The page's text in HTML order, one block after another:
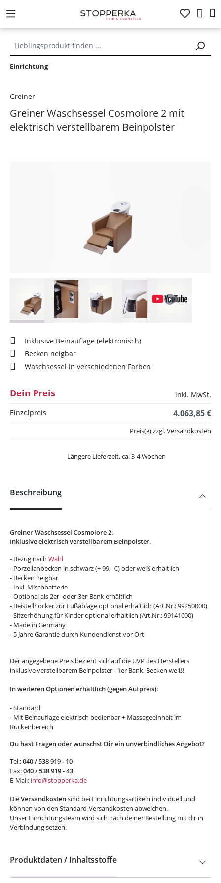
springen
Einrichtung
Greiner Waschsessel Cosmolore 2 mit
elektrisch verstellbarem Beinpolster
Greiner
Inklusive Beinauflage (elektronisch)
Becken neigbar
Waschsessel in verschiedenen Farben
Dein Preis
inkl. MwSt.
Einzelpreis
4.063,85 €
Längere Lieferzeit, ca. 3-4 Wochen
Preis(e) zzgl. Versandkosten
Beschreibung
Greiner Waschsessel Cosmolore 2.
Inklusive elektrisch verstellbarem Beinpolster.
- Bezug nach Wahl
- Porzellanbecken in schwarz (+ 99,- €) oder weiß erhältlich
- Becken neigbar
- Inkl. Mischbatterie
- Optional als 2er- oder 3er-Bank erhältlich
- Beistellhocker zur Fußablage optional erhältlich (Art.Nr.: 99250000)
- Sitzerhöhung für Kinder optional erhältlich (Art.Nr.: 99141000)
- Made in Germany
- 5 Jahre Garantie durch Kundendienst vor Ort
Der angegebene Preis bezieht sich auf die UVP des Herstellers
inklusive verstellbarem Beinpolster - 1er Bank, Becken weiß!
In weiteren Optionen erhältlich (gegen Aufpreis):
- Standard
- Mit Beinauflage elektrisch bedienbar + Massageeinheit im
Rückenbereich
Du hast Fragen oder wünschst Dir ein unverbindliches Angebot?
Tel.:040 / 538 919 - 10
Fax:040 / 538 919 - 43
E-Mail: info@stopperka.de
DieVersandkostensind bei Einrichtungsartikeln individuell und
können von den Standard-Versandkosten abweichen.
Unser Einrichtungsteam wird sich nach deiner Bestellung mit dir in
Verbindung setzen.
Produktdaten / Inhaltsstoffe